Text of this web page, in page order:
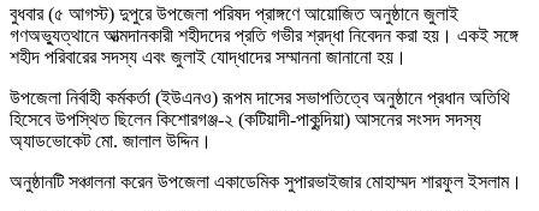
বুধবার (৫ আগস্ট) দুপুরে উপজেলা পরিষদ প্রাঙ্গণে আয়োজিত অনুষ্ঠানে জুলাই
গণঅভ্যুত্থানে আত্মদানকারী শহীদদের প্রতি গভীর শ্রদ্ধা নিবেদন করা হয়। একই সঙ্গে
শহীদ পরিবারের সদস্য এবং জুলাই যোদ্ধাদের সম্মাননা জানানো হয়।
উপজেলা নির্বাহী কর্মকর্তা (ইউএনও) রূপম দাসের সভাপতিত্বে অনুষ্ঠানে প্রধান অতিথি
হিসেবে উপস্থিত ছিলেন কিশোরগঞ্জ-২ (কটিয়াদী-পাকুন্দিয়া) আসনের সংসদ সদস্য
অ্যাডভোকেট মো. জালাল উদ্দিন।
অনুষ্ঠানটি সঞ্চালনা করেন উপজেলা একাডেমিক সুপারভাইজার মোহাম্মদ শারফুল ইসলাম।